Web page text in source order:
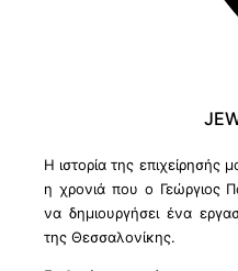
Η ιστορία της επιχείρησής
η χρονιά που ο Γεώργιος
να δημιουργήσει ένα
της Θεσσαλονίκης.